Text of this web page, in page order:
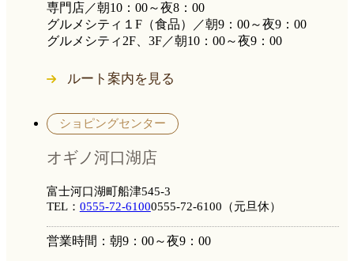
専門店／朝10：00～夜8：00
グルメシティ１F（食品）／朝9：00～夜9：00
グルメシティ2F、3F／朝10：00～夜9：00
ルート案内を見る
ショピングセンター
オギノ河口湖店
富士河口湖町船津545-3
TEL： 0555-72-61000555-72-6100 （元旦休）
営業時間：朝9：00～夜9：00